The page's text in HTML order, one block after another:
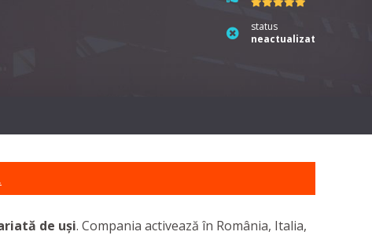
status
neactualizat
de uși. Compania activează în România, Italia,